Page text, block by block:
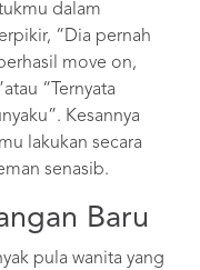
dalam
“Dia pernah
move on,
“Ternyata
Kesannya
lakukan secara
senasib.
Baru
pula wanita yang